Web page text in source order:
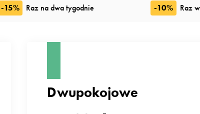
-15% Raz na dwa tygodnie -10% Raz
Dwupokojowe